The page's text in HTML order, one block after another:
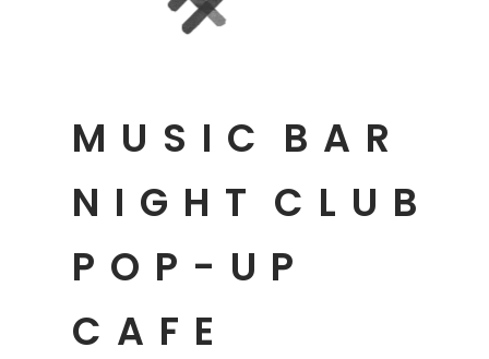
NIGHT CLUB
MUSIC BAR
POP-UP
CAFE